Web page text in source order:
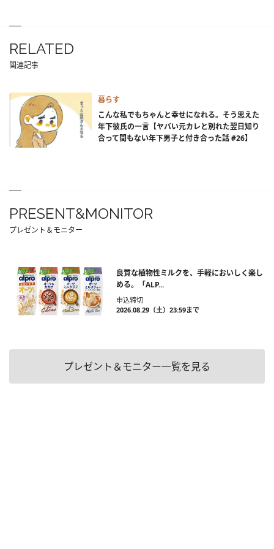
RELATED
関連記事
暮らす
こんな私でもちゃんと幸せになれる。そう思えた
年下彼氏の一言【ヤバい元カレと別れた翌日知り
合って間もない年下男子と付き合った話 #26】
PRESENT&MONITOR
プレゼント＆モニター
良質な植物性ミルクを、手軽においしく楽し
める。「ALP...
申込締切
2026.08.29（土）23:59まで
プレゼント＆モニター一覧を見る